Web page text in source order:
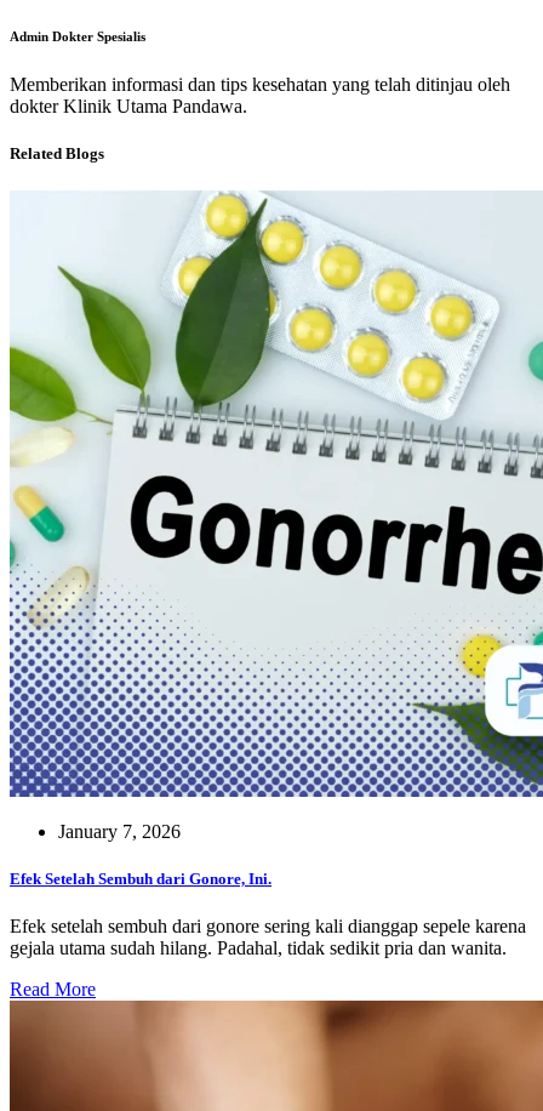
Admin Dokter Spesialis
Memberikan informasi dan tips kesehatan yang telah ditinjau oleh
dokter Klinik Utama Pandawa.
Related Blogs
January 7, 2026
Efek Setelah Sembuh dari Gonore, Ini.
Efek setelah sembuh dari gonore sering kali dianggap sepele karena
gejala utama sudah hilang. Padahal, tidak sedikit pria dan wanita.
Read More